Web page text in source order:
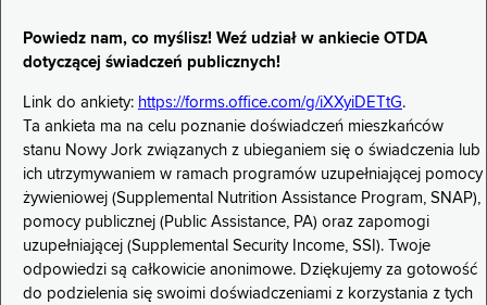
Powiedz nam, co myślisz! Weź udział w ankiecie OTDA
dotyczącej świadczeń publicznych!
Link do ankiety: https://forms.office.com/g/iXXyiDETtG.
Ta ankieta ma na celu poznanie doświadczeń mieszkańców
stanu Nowy Jork związanych z ubieganiem się o świadczenia lub
ich utrzymywaniem w ramach programów uzupełniającej pomocy
żywieniowej (Supplemental Nutrition Assistance Program, SNAP),
pomocy publicznej (Public Assistance, PA) oraz zapomogi
uzupełniającej (Supplemental Security Income, SSI). Twoje
odpowiedzi są całkowicie anonimowe. Dziękujemy za gotowość
do podzielenia się swoimi doświadczeniami z korzystania z tych